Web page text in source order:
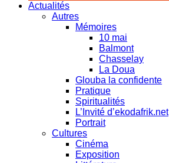
Actualités
Autres
Mémoires
10 mai
Balmont
Chasselay
La Doua
Glouba la confidente
Pratique
Spiritualités
L’Invité d’ekodafrik.net
Portrait
Cultures
Cinéma
Exposition